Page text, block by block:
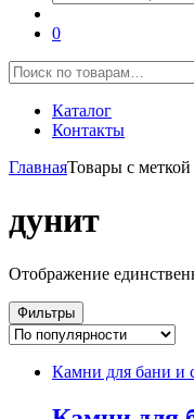
0
Искать:
Каталог
Контакты
ГлавнаяТовары с
дунит
Отображение
Фильтры
Камни для бани и